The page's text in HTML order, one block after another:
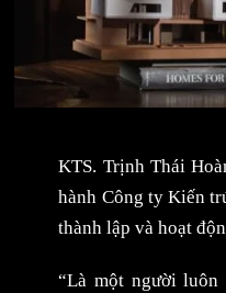
KTS. Trịnh Thái
hành Công ty Kiến
thành lập và hoạt
“Là một người